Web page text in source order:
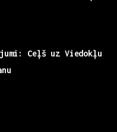
Ceļš uz Viedokļu